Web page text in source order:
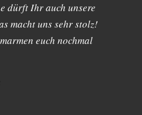
dürft Ihr auch unsere
macht uns sehr stolz!
euch nochmal